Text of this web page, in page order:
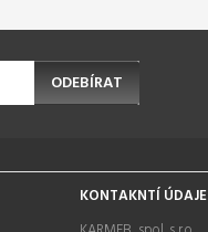
ODEBÍRAT
KONTAKNTÍ ÚDAJE